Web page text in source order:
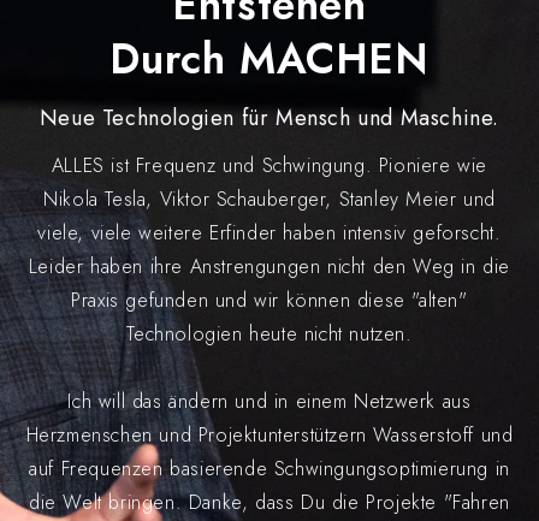
Durch MACHEN
Neue Technologien für Mensch und Maschine.
ALLES ist Frequenz und Schwingung. Pioniere wie
Nikola Tesla, Viktor Schauberger, Stanley Meier und
viele, viele weitere Erfinder haben intensiv geforscht.
Leider haben ihre Anstrengungen nicht den Weg in die
Praxis gefunden und wir können diese "alten"
Technologien heute nicht nutzen.
Ich will das ändern und in einem Netzwerk aus
Herzmenschen und Projektunterstützern Wasserstoff und
auf Frequenzen basierende Schwingungsoptimierung in
die Welt bringen. Danke, dass Du die Projekte "Fahren